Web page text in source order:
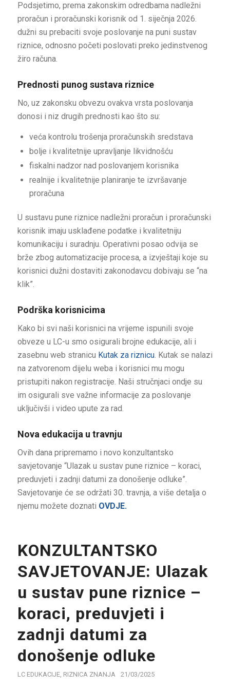
Podsjetimo, prema zakonskim odredbama nadležni
proračun i proračunski korisnik od 1. siječnja 2026.
dužni su prebaciti svoje poslovanje na puni sustav
riznice, odnosno početi poslovati preko jedinstvenog
žiro računa.
Prednosti punog sustava riznice
No, uz zakonsku obvezu ovakva vrsta poslovanja
donosi i niz drugih prednosti kao što su:
veća kontrolu trošenja proračunskih sredstava
bolje i kvalitetnije upravljanje likvidnošću
fiskalni nadzor nad poslovanjem korisnika
realnije i kvalitetnije planiranje te izvršavanje
proračuna
U sustavu pune riznice nadležni proračun i proračunski
korisnik imaju usklađene podatke i kvalitetniju
komunikaciju i suradnju. Operativni posao odvija se
brže zbog automatizacije procesa, a izvještaji koje su
korisnici dužni dostaviti zakonodavcu dobivaju se “na
klik”.
Podrška korisnicima
Kako bi svi naši korisnici na vrijeme ispunili svoje
obveze u LC-u smo osigurali brojne edukacije, ali i
zasebnu web stranicu Kutak za riznicu. Kutak se nalazi
na zatvorenom dijelu weba i korisnici mu mogu
pristupiti nakon registracije. Naši stručnjaci ondje su
im osigurali sve važne informacije za poslovanje
uključivši i video upute za rad.
Nova edukacija u travnju
Ovih dana pripremamo i novo konzultantsko
savjetovanje “Ulazak u sustav pune riznice – koraci,
preduvjeti i zadnji datumi za donošenje odluke”.
Savjetovanje će se održati 30. travnja, a više detalja o
njemu možete doznati OVDJE.
KONZULTANTSKO
SAVJETOVANJE: Ulazak
u sustav pune riznice –
koraci, preduvjeti i
zadnji datumi za
donošenje odluke
LC EDUKACIJE, RIZNICA ZNANJA 21/03/2025